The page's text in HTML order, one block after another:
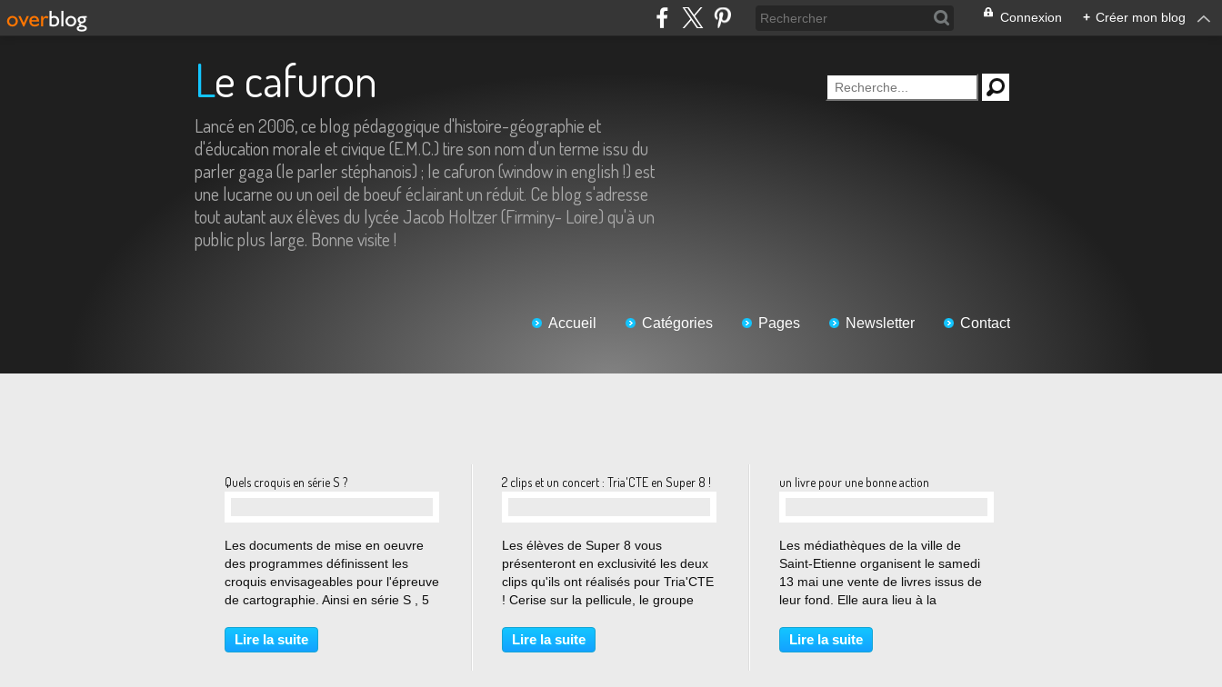
Connexion + Créer mon blog
Le cafuron
Lancé en 2006, ce blog pédagogique d'histoire-géographie et
d'éducation morale et civique (E.M.C.) tire son nom d'un terme issu du
parler gaga (le parler stéphanois) ; le cafuron (window in english !) est
une lucarne ou un oeil de boeuf éclairant un réduit. Ce blog s'adresse
tout autant aux élèves du lycée Jacob Holtzer (Firminy- Loire) qu'à un
public plus large. Bonne visite !
Accueil Catégories Pages Newsletter Contact
Quels croquis en série S ?
Les documents de mise en oeuvre
des programmes définissent les
croquis envisageables pour l'épreuve
de cartographie. Ainsi en série S , 5
flux de la mondialisation. ‐ Une
inégale intégration des territoires
Lire la suite
2 clips et un concert : Tria'CTE en Super 8 !
Les élèves de Super 8 vous
présenteront en exclusivité les deux
clips qu'ils ont réalisés pour Tria'CTE
! Cerise sur la pellicule, le groupe
concert privé ! Venez nombreux le
jeudi 1ier juin à partir de 12h50 (salle
Lire la suite
un livre pour une bonne action
Les médiathèques de la ville de
Saint-Etienne organisent le samedi
13 mai une vente de livres issus de
leur fond. Elle aura lieu à la
vente : 1 euro le livre). L'argent
récolté sera reversé à des
Lire la suite